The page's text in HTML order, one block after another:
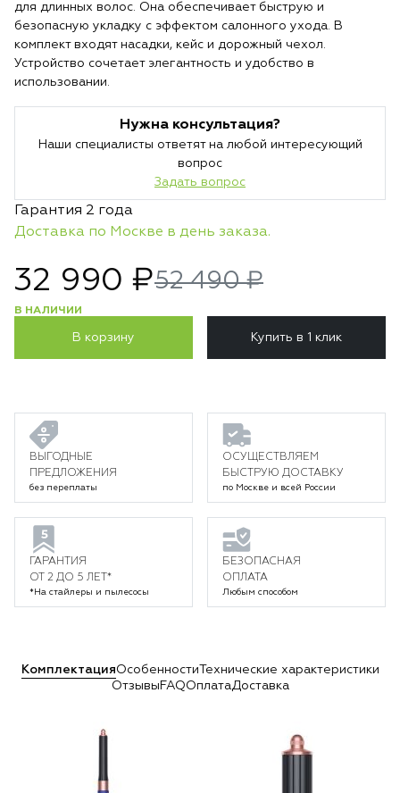
для длинных волос. Она обеспечивает быструю и
безопасную укладку с эффектом салонного ухода. В
комплект входят насадки, кейс и дорожный чехол.
Устройство сочетает элегантность и удобство в
использовании.
Нужна консультация?
Наши специалисты ответят на любой интересующий
вопрос
Задать вопрос
Гарантия 2 года
Доставка по Москве в день заказа.
32 990 ₽52 490 ₽
В НАЛИЧИИ
В корзину Купить в 1 клик
ВЫГОДНЫЕ
ПРЕДЛОЖЕНИЯ
без переплаты
ОСУЩЕСТВЛЯЕМ
БЫСТРУЮ ДОСТАВКУ
по Москве и всей России
ГАРАНТИЯ
ОТ 2 ДО 5 ЛЕТ*
*На стайлеры и пылесосы
БЕЗОПАСНАЯ
ОПЛАТА
Любым способом
КомплектацияОсобенности Технические характеристики
Отзывы FAQОплатаДоставка